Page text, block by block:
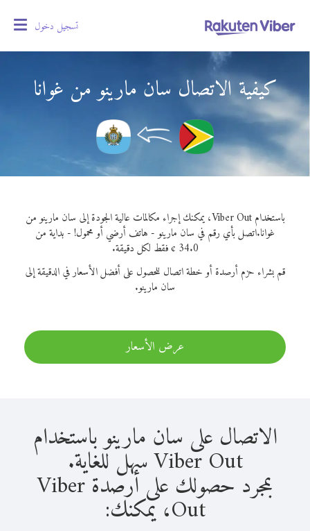
تسجيل دخول
كيفية الاتصال سان مارينو من غوانا
باستخدام Viber Out، يمكنك إجراء مكالمات عالية الجودة إلى سان مارينو من
غوانا.اتصل بأي رقم في سان مارينو - هاتف أرضي أو محمول! - بداية من
34.0 ¢ فقط لكل دقيقة.
قم بشراء حزم أرصدة أو خطة اتصال للحصول على أفضل الأسعار في الدقيقة إلى
سان مارينو.
عرض الأسعار
الاتصال على سان مارينو باستخدام
Viber Out سهل للغاية.
بمجرد حصولك على أرصدة Viber
Out، يمكنك: